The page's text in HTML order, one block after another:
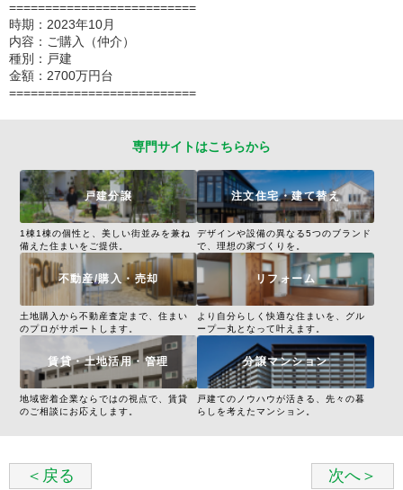
==========================
時期：2023年10月
内容：ご購入（仲介）
種別：戸建
金額：2700万円台
==========================
専門サイトはこちらから
戸建分譲
1棟1棟の個性と、美しい街並みを兼ね
備えた住まいをご提供。
注文住宅・建て替え
デザインや設備の異なる5つのブランド
で、理想の家づくりを。
不動産/購入・売却
土地購入から不動産査定まで、住まい
のプロがサポートします。
リフォーム
より自分らしく快適な住まいを、グル
ープ一丸となって叶えます。
賃貸・土地活用・管理
地域密着企業ならではの視点で、賃貸
のご相談にお応えします。
分譲マンション
戸建てのノウハウが活きる、先々の暮
らしを考えたマンション。
＜戻る 次へ＞